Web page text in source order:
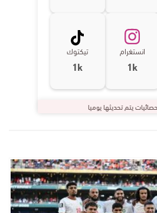
انستغرام
1k
تيكتوك
1k
يتم تحديثها يوميا